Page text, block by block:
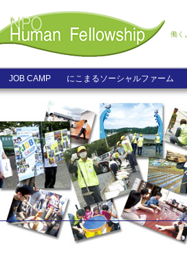
働く
JOB CAMP にこまるソーシャルファーム